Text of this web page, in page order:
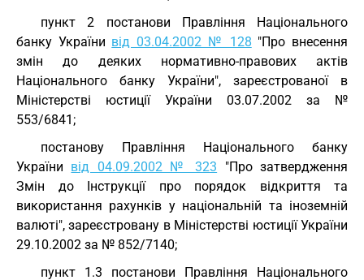
пункт 2 постанови Правління Національного
банку України від 03.04.2002 № 128 "Про внесення
змін до деяких нормативно-правових актів
Національного банку України", зареєстрованої в
Міністерстві юстиції України 03.07.2002 за №
553/6841;
постанову Правління Національного банку
України від 04.09.2002 № 323 "Про затвердження
Змін до Інструкції про порядок відкриття та
використання рахунків у національній та іноземній
валюті", зареєстровану в Міністерстві юстиції України
29.10.2002 за № 852/7140;
пункт 1.3 постанови Правління Національного